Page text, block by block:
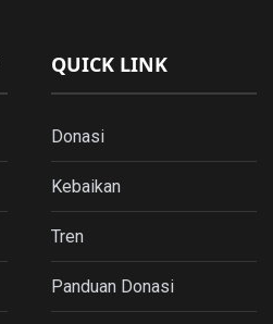
QUICK LINK
Donasi
Kebaikan
Tren
Panduan Donasi